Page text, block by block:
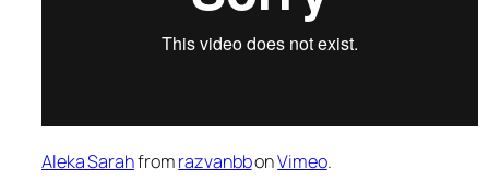
Aleka SarahfromrazvanbbonVimeo.